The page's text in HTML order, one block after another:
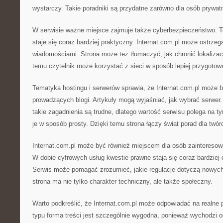
wystarczy. Takie poradniki są przydatne zarówno dla osób
W serwisie ważne miejsce zajmuje także cyberbezpieczeństwo.
staje się coraz bardziej praktyczny. Internat.com.pl może
wiadomościami. Strona może też tłumaczyć, jak chronić
temu czytelnik może korzystać z sieci w sposób lepiej
Tematyka hostingu i serwerów sprawia, że Internat.com.pl może
prowadzących blogi. Artykuły mogą wyjaśniać, jak wybrać
takie zagadnienia są trudne, dlatego wartość serwisu polega na
je w sposób prosty. Dzięki temu strona łączy świat porad dla
Internat.com.pl może być również miejscem dla osób
W dobie cyfrowych usług kwestie prawne stają się coraz
Serwis może pomagać zrozumieć, jakie regulacje dotyczą
strona ma nie tylko charakter techniczny, ale także społeczny.
Warto podkreślić, że Internat.com.pl może odpowiadać na realne
typu forma treści jest szczególnie wygodna, ponieważ wychodzi